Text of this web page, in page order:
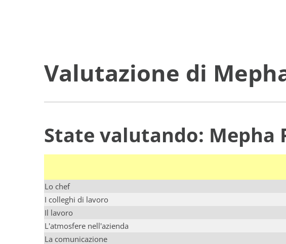
Valutazione di
State valutando: Mepha
Lo chef
I colleghi di lavoro
Il lavoro
L'atmosfere nell'azienda
La comunicazione